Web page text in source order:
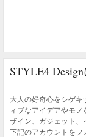
STYLE4
大人の好奇心をシゲ
ィブなアイデアやモ
ザイン、ガジェット、
下記のアカウントをフ